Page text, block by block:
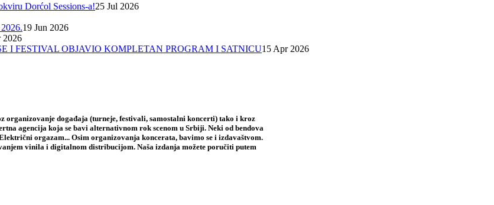
Dorćol Sessions-a!25 Jul 2026
19 Jun 2026
2026
I FESTIVAL OBJAVIO KOMPLETAN PROGRAM I SATNICU15 Apr 2026
organizovanje događaja (turneje, festivali, samostalni koncerti) tako i kroz
agencija koja se bavi alternativnom rok scenom u Srbiji. Neki od bendova
orgazam... Osim organizovanja koncerata, bavimo se i izdavaštvom.
vinila i digitalnom distribucijom. Naša izdanja možete poručiti putem